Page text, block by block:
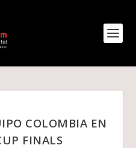
COLOMBIA EN
FINALS